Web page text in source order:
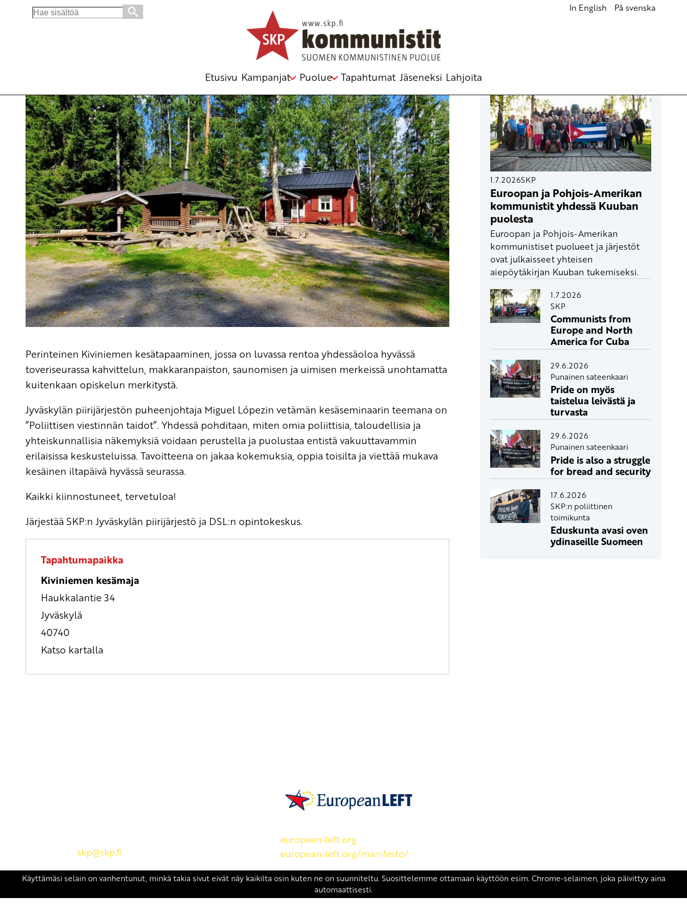
Search
In English På svenska
Etusivu Kampanjat Puolue Tapahtumat Jäseneksi Lahjoita
Perinteinen Kiviniemen kesätapaaminen, jossa on luvassa rentoa yhdessäoloa hyvässä
toveriseurassa kahvittelun, makkaranpaiston, saunomisen ja uimisen merkeissä unohtamatta
kuitenkaan opiskelun merkitystä.
Jyväskylän piirijärjestön puheenjohtaja Miguel Lópezin vetämän kesäseminaarin teemana on
”Poliittisen viestinnän taidot”. Yhdessä pohditaan, miten omia poliittisia, taloudellisia ja
yhteiskunnallisia näkemyksiä voidaan perustella ja puolustaa entistä vakuuttavammin
erilaisissa keskusteluissa. Tavoitteena on jakaa kokemuksia, oppia toisilta ja viettää mukava
kesäinen iltapäivä hyvässä seurassa.
Kaikki kiinnostuneet, tervetuloa!
Järjestää SKP:n Jyväskylän piirijärjestö ja DSL:n opintokeskus.
Tapahtumapaikka
Kiviniemen kesämaja
Haukkalantie 34
Jyväskylä
40740
Katso kartalla
1.7.2026SKP
Euroopan ja Pohjois-Amerikan
kommunistit yhdessä Kuuban
puolesta
Euroopan ja Pohjois-Amerikan
kommunistiset puolueet ja järjestöt
ovat julkaisseet yhteisen
aiepöytäkirjan Kuuban tukemiseksi.
1.7.2026
SKP
Communists from
Europe and North
America for Cuba
29.6.2026
Punainen sateenkaari
Pride on myös
taistelua leivästä ja
turvasta
29.6.2026
Punainen sateenkaari
Pride is also a struggle
for bread and security
17.6.2026
SKP:n poliittinen
toimikunta
Eduskunta avasi oven
ydinaseille Suomeen
skp@skp.fi
european-left.org
european-left.org/manifesto/
Copyright 2026 © SKP| Tietosuojaseloste